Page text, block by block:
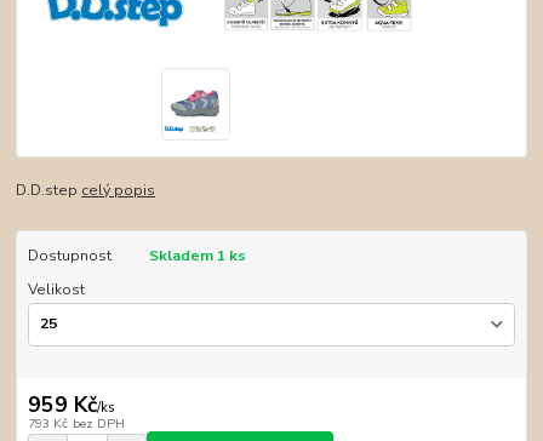
D.D.step celý popis
Dostupnost
Skladem 1 ks
Velikost
959 Kč/ks
793 Kč bez DPH